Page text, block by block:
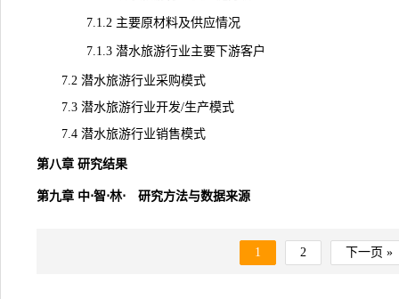
7.1.2 主要原材料及供应情况
7.1.3 潜水旅游行业主要下游客户
7.2 潜水旅游行业采购模式
7.3 潜水旅游行业开发/生产模式
7.4 潜水旅游行业销售模式
第八章 研究结果
第九章 中⋅智⋅林⋅ 研究方法与数据来源
1 2 下一页 »